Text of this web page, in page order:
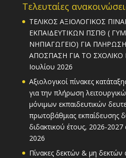
Τελευταίες
ΤΕΛΙΚΟΣ ΑΞΙΟΛΟΓΙΚΟΣ
ΕΚΠΑΙΔΕΥΤΙΚΩΝ ΠΣΠΘ (
ΝΗΠΙΑΓΩΓΕΙΟ) ΓΙΑ
ΑΠΟΣΠΑΣΗ ΓΙΑ ΤΟ ΣΧΟΛΙΚΟ
Ιουλίου 2026
Αξιολογικοί πίνακες
για την πλήρωση
μόνιμων εκπαιδευτικών
πρωτοβάθμιας εκπαίδευσης
διδακτικού έτους, 2026-
2026
Πίνακες δεκτών & μη